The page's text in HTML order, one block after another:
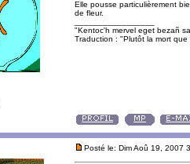
Elle pousse particulièrement
de fleur.
"Kentoc'h mervel eget bezañ
Traduction : "Plutôt la mort que
Posté le: Dim Aoû 19, 2007